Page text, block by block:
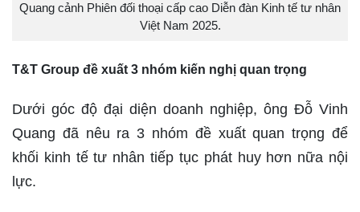
Quang cảnh Phiên đối thoại cấp cao Diễn đàn Kinh tế tư nhân
Việt Nam 2025.
T&T Group đề xuất 3 nhóm kiến nghị quan trọng
Dưới góc độ đại diện doanh nghiệp, ông Đỗ Vinh
Quang đã nêu ra 3 nhóm đề xuất quan trọng để
khối kinh tế tư nhân tiếp tục phát huy hơn nữa nội
lực.